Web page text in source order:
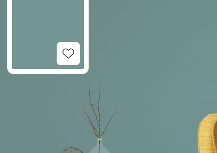
Add to Wishlist